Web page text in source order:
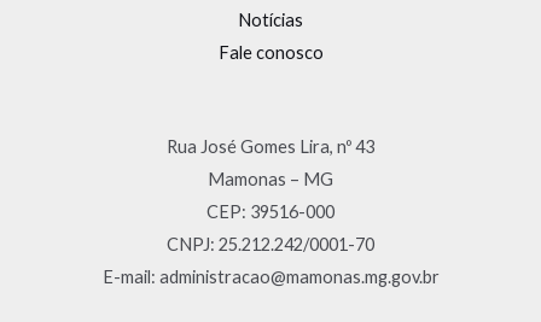
Notícias
Fale conosco
Rua José Gomes Lira, nº 43
Mamonas – MG
CEP: 39516-000
CNPJ: 25.212.242/0001-70
E-mail: administracao@mamonas.mg.gov.br